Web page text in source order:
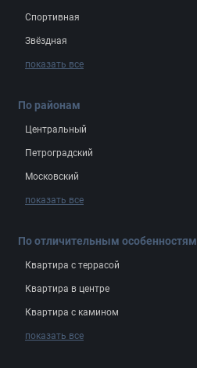
Спортивная
Звёздная
показать все
По районам
Центральный
Петроградский
Московский
показать все
По отличительным особенностям
Квартира с террасой
Квартира в центре
Квартира с камином
показать все